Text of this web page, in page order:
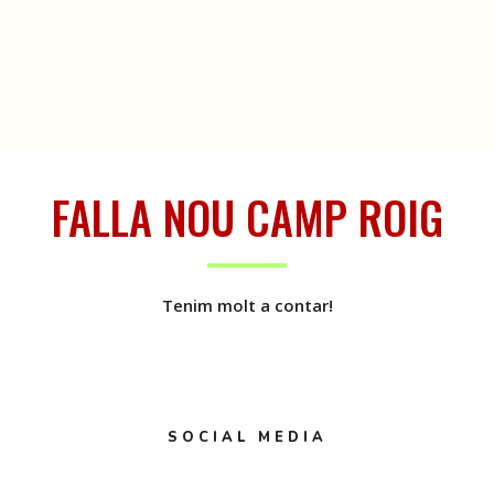
FALLA NOU CAMP ROIG
Tenim molt a contar!
SOCIAL MEDIA